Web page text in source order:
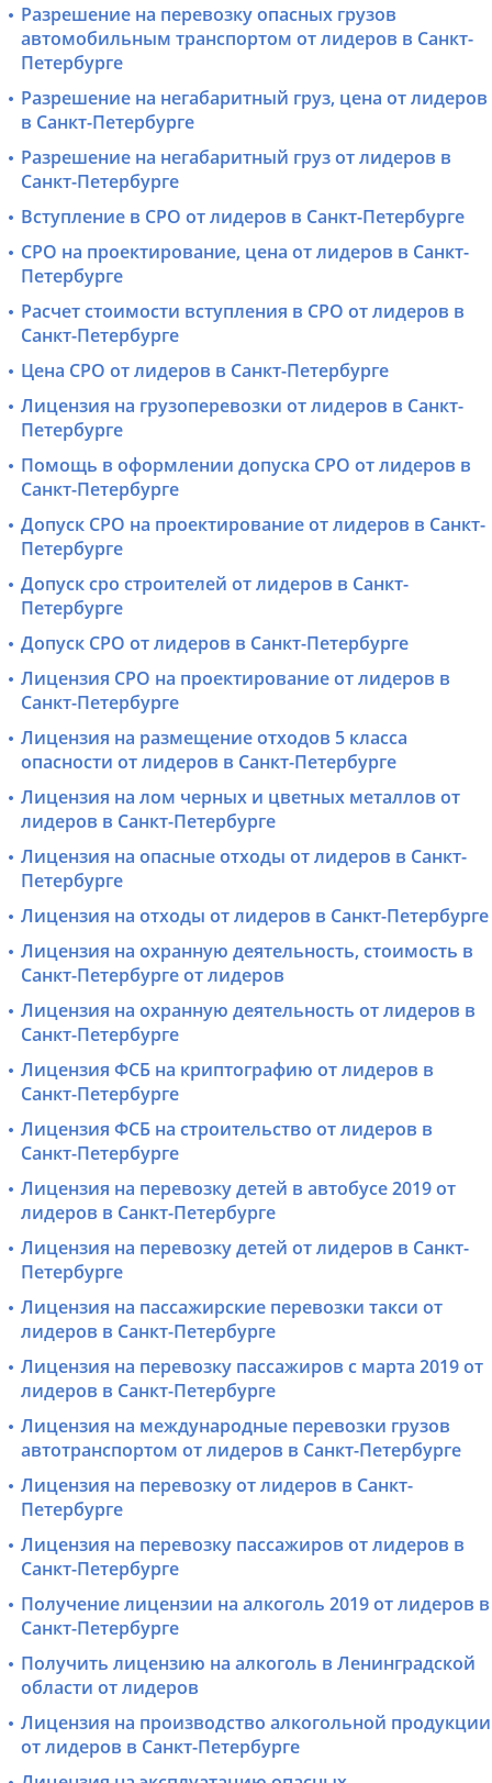
Разрешение на перевозку опасных грузов
автомобильным транспортом от лидеров в Санкт-
Петербурге
Разрешение на негабаритный груз, цена от лидеров
в Санкт-Петербурге
Разрешение на негабаритный груз от лидеров в
Санкт-Петербурге
Вступление в СРО от лидеров в Санкт-Петербурге
СРО на проектирование, цена от лидеров в Санкт-
Петербурге
Расчет стоимости вступления в СРО от лидеров в
Санкт-Петербурге
Цена СРО от лидеров в Санкт-Петербурге
Лицензия на грузоперевозки от лидеров в Санкт-
Петербурге
Помощь в оформлении допуска СРО от лидеров в
Санкт-Петербурге
Допуск СРО на проектирование от лидеров в Санкт-
Петербурге
Допуск сро строителей от лидеров в Санкт-
Петербурге
Допуск СРО от лидеров в Санкт-Петербурге
Лицензия СРО на проектирование от лидеров в
Санкт-Петербурге
Лицензия на размещение отходов 5 класса
опасности от лидеров в Санкт-Петербурге
Лицензия на лом черных и цветных металлов от
лидеров в Санкт-Петербурге
Лицензия на опасные отходы от лидеров в Санкт-
Петербурге
Лицензия на отходы от лидеров в Санкт-Петербурге
Лицензия на охранную деятельность, стоимость в
Санкт-Петербурге от лидеров
Лицензия на охранную деятельность от лидеров в
Санкт-Петербурге
Лицензия ФСБ на криптографию от лидеров в
Санкт-Петербурге
Лицензия ФСБ на строительство от лидеров в
Санкт-Петербурге
Лицензия на перевозку детей в автобусе 2019 от
лидеров в Санкт-Петербурге
Лицензия на перевозку детей от лидеров в Санкт-
Петербурге
Лицензия на пассажирские перевозки такси от
лидеров в Санкт-Петербурге
Лицензия на перевозку пассажиров с марта 2019 от
лидеров в Санкт-Петербурге
Лицензия на международные перевозки грузов
автотранспортом от лидеров в Санкт-Петербурге
Лицензия на перевозку от лидеров в Санкт-
Петербурге
Лицензия на перевозку пассажиров от лидеров в
Санкт-Петербурге
Получение лицензии на алкоголь 2019 от лидеров в
Санкт-Петербурге
Получить лицензию на алкоголь в Ленинградской
области от лидеров
Лицензия на производство алкогольной продукции
от лидеров в Санкт-Петербурге